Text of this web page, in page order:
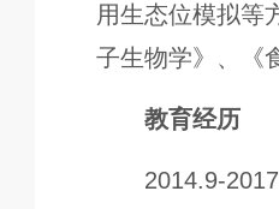
用生态位模拟等
子生物学》、《
教育经历
2014.9-